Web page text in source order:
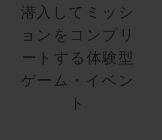
潜入してミッシ
ョンをコンプリ
ートする体験型
ゲーム・イベン
ト